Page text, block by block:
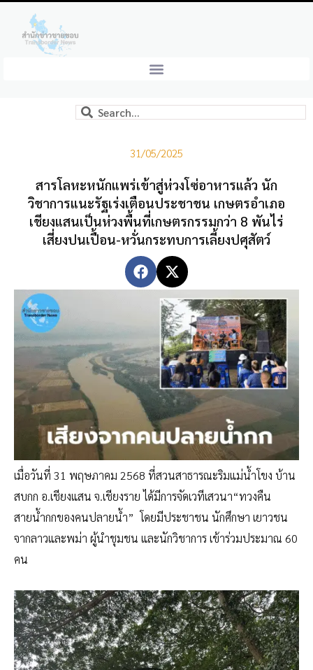
31/05/2025
สารโลหะหนักแพร่เข้าสู่ห่วงโซ่อาหารแล้ว นัก
วิชาการแนะรัฐเร่งเตือนประชาชน เกษตรอำเภอ
เชียงแสนเป็นห่วงพื้นที่เกษตรกรรมกว่า 8 พันไร่
เสี่ยงปนเปื้อน-หวั่นกระทบการเลี้ยงปศุสัตว์
เมื่อวันที่ 31 พฤษภาคม 2568 ที่สวนสาธารณะริมแม่น้ำโขง บ้าน
สบกก อ.เชียงแสน จ.เชียงราย ได้มีการจัดเวทีเสวนา“ทวงคืน
สายน้ำกกของคนปลายน้ำ” โดยมีประชาชน นักศึกษา เยาวชน
จากลาวและพม่า ผู้นำชุมชน และนักวิชาการ เข้าร่วมประมาณ 60
คน